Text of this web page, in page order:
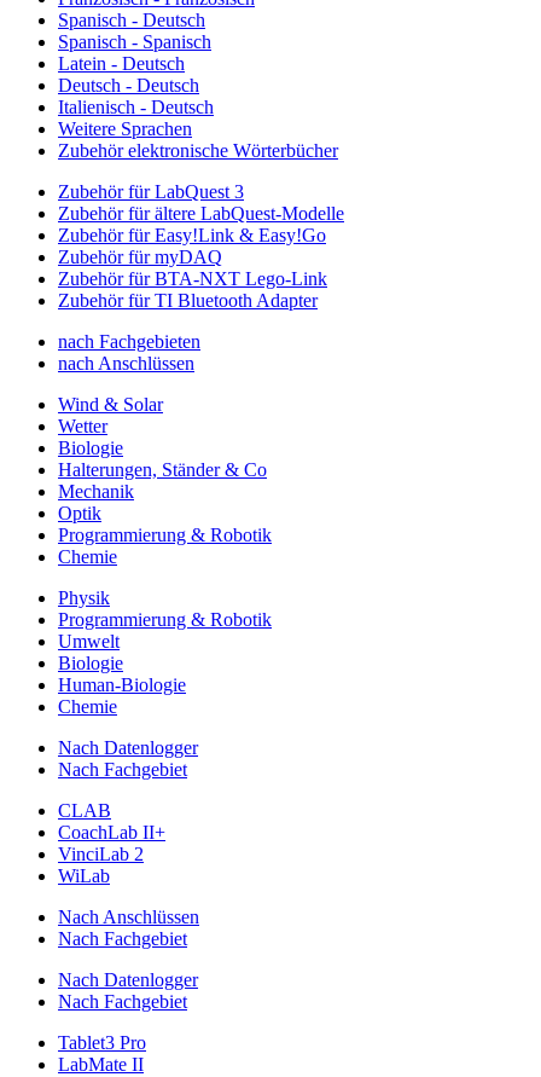
Spanisch - Deutsch
Spanisch - Spanisch
Latein - Deutsch
Deutsch - Deutsch
Italienisch - Deutsch
Weitere Sprachen
Zubehör elektronische Wörterbücher
Zubehör für LabQuest 3
Zubehör für ältere LabQuest-Modelle
Zubehör für Easy!Link & Easy!Go
Zubehör für myDAQ
Zubehör für BTA-NXT Lego-Link
Zubehör für TI Bluetooth Adapter
nach Fachgebieten
nach Anschlüssen
Wind & Solar
Wetter
Biologie
Halterungen, Ständer & Co
Mechanik
Optik
Programmierung & Robotik
Chemie
Physik
Programmierung & Robotik
Umwelt
Biologie
Human-Biologie
Chemie
Nach Datenlogger
Nach Fachgebiet
CLAB
CoachLab II+
VinciLab 2
WiLab
Nach Anschlüssen
Nach Fachgebiet
Nach Datenlogger
Nach Fachgebiet
Tablet3 Pro
LabMate II